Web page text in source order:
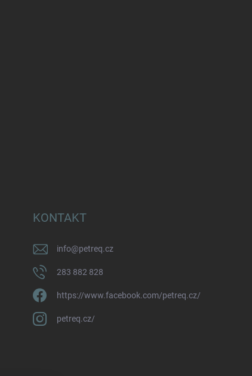
KONTAKT
info@petreq.cz
283 882 828
https://www.facebook.com/petreq.cz/
petreq.cz/